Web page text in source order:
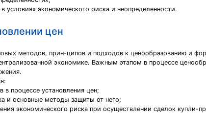
условиях экономического риска и неопределенности.
цен
методов, прин-ципов и подходов к ценообразованию и
экономике. Важным этапом в процессе
в процессе установления цен;
и основные методы защиты от него;
экономического риска при осуществлении сделок купли-